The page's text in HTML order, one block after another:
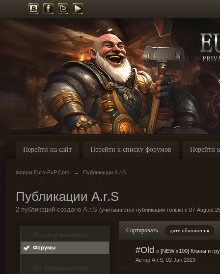
Перейти на сайт Перейти к списку форумов Перейти
Форум Euro-PvP.Com → Публикации A.r.S
Публикации A.r.S
2 публикаций создано A.r.S (учитываются публикации только с 07-August
По типу контента
Форумы
По пользователю
Сортировать дате обновления
#Old в [NEW x100] Кланы и
Автор A.r.S , 02 Jan 2023